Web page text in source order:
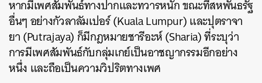
หากมีเพศสัมพันธ์ทางปากและทวารหนัก ขณะที่สหพันธรัฐ
อื่นๆ อย่างกัวลาลัมเปอร์ (Kuala Lumpur) และปุตราจา
ยา (Putrajaya) ก็มีกฎหมายชารีอะห์ (Sharia) ที่ระบุว่า
การมีเพศสัมพันธ์กับกลุ่มเกย์เป็นอาชญากรรมอีกอย่าง
หนึ่ง และถือเป็นความวิปริตทางเพศ